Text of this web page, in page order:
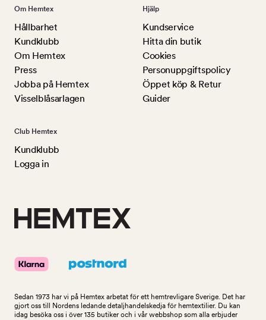
Om Hemtex
Hållbarhet
Kundklubb
Om Hemtex
Press
Jobba på Hemtex
Visselblåsarlagen
Hjälp
Kundservice
Hitta din butik
Cookies
Personuppgiftspolicy
Öppet köp & Retur
Guider
Club Hemtex
Kundklubb
Logga in
Sedan 1973 har vi på Hemtex arbetat för ett hemtrevligare Sverige. Det har
gjort oss till Nordens ledande detaljhandelskedja för hemtextilier. Du kan
idag besöka oss i över 135 butiker och i vår webbshop som alla erbjuder